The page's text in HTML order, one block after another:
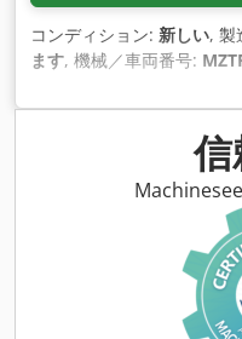
コンディション: 新しい, 製
ます, 機械／車両番号: